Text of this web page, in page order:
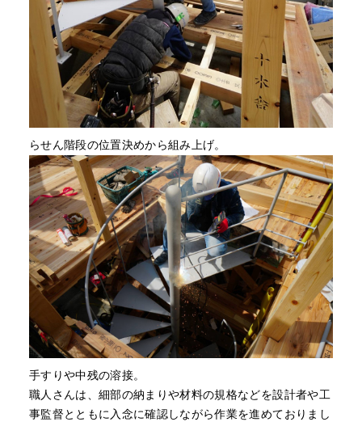
らせん階段の位置決めから組み上げ。
手すりや中残の溶接。
職人さんは、細部の納まりや材料の規格などを設計者や工
事監督とともに入念に確認しながら作業を進めておりまし